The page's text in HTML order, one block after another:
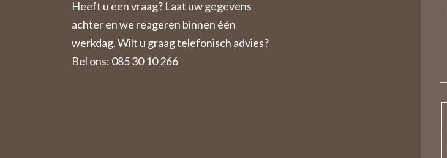
Heeft u een vraag? Laat uw gegevens
achter en we reageren binnen één
werkdag. Wilt u graag telefonisch advies?
Bel ons: 085 30 10 266